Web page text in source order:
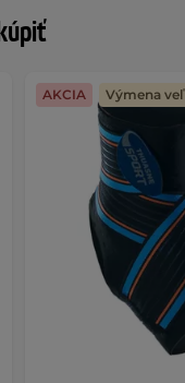
AKCIA Výmena